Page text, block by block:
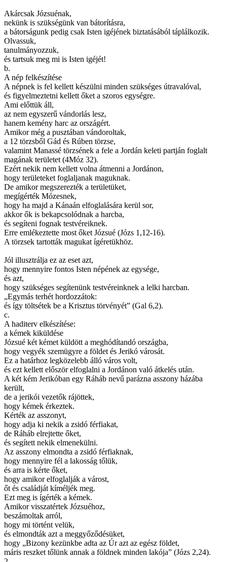
Akárcsak Józsuénak,
nekünk is szükségünk van bátorításra,
a bátorságunk pedig csak Isten igéjének biztatásából táplálkozik.
Olvassuk,
tanulmányozzuk,
és tartsuk meg mi is Isten igéjét!
b.
A nép felkészítése
A népnek is fel kellett készülni minden szükséges útravalóval,
és figyelmeztetni kellett őket a szoros egységre.
Ami előttük áll,
az nem egyszerű vándorlás lesz,
hanem kemény harc az országért.
Amikor még a pusztában vándoroltak,
a 12 törzsből Gád és Rúben törzse,
valamint Manassé törzsének a fele a Jordán keleti partján foglalt
magának területet (4Móz 32).
Ezért nekik nem kellett volna átmenni a Jordánon,
hogy területeket foglaljanak maguknak.
De amikor megszerezték a területüket,
megígérték Mózesnek,
hogy ha majd a Kánaán elfoglalására kerül sor,
akkor ők is bekapcsolódnak a harcba,
és segíteni fognak testvéreiknek.
Erre emlékeztette most őket Józsué (Józs 1,12-16).
A törzsek tartották magukat ígéretükhöz.
Jól illusztrálja ez az eset azt,
hogy mennyire fontos Isten népének az egysége,
és azt,
hogy szükséges segítenünk testvéreinknek a lelki harcban.
„Egymás terhét hordozzátok:
és így töltsétek be a Krisztus törvényét” (Gal 6,2).
c.
A haditerv elkészítése:
a kémek kiküldése
Józsué két kémet küldött a meghódítandó országba,
hogy vegyék szemügyre a földet és Jerikó városát.
Ez a határhoz legközelebb álló város volt,
és ezt kellett először elfoglalni a Jordánon való átkelés után.
A két kém Jerikóban egy Ráháb nevű parázna asszony házába
került,
de a jerikói vezetők rájöttek,
hogy kémek érkeztek.
Kérték az asszonyt,
hogy adja ki nekik a zsidó férfiakat,
de Ráháb elrejtette őket,
és segített nekik elmenekülni.
Az asszony elmondta a zsidó férfiaknak,
hogy mennyire fél a lakosság tőlük,
és arra is kérte őket,
hogy amikor elfoglalják a várost,
őt és családját kíméljék meg.
Ezt meg is ígérték a kémek.
Amikor visszatértek Józsuéhoz,
beszámoltak arról,
hogy mi történt velük,
és elmondták azt a meggyőződésüket,
hogy „Bizony kezünkbe adta az Úr azt az egész földet,
máris reszket tőlünk annak a földnek minden lakója” (Józs 2,24).